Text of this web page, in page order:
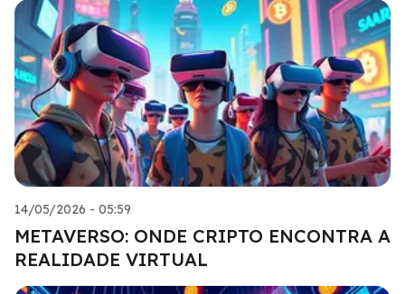
14/05/2026 - 05:59
METAVERSO: ONDE CRIPTO ENCONTRA A
REALIDADE VIRTUAL